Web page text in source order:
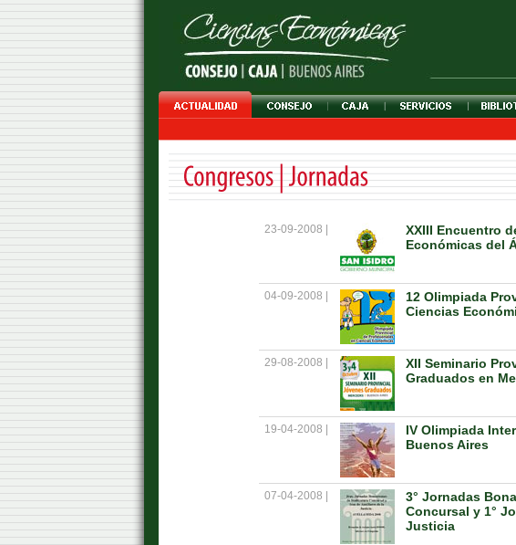
23-09-2008 |
XXIII Encuentro
Económicas del
04-09-2008 |
12 Olimpiada
Ciencias
29-08-2008 |
XII Seminario
Graduados en
19-04-2008 |
IV Olimpiada
Buenos Aires
07-04-2008 |
3° Jornadas
Concursal y 1°
Justicia